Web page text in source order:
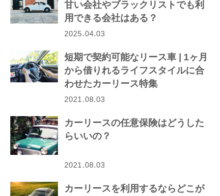
甘い会社やブラックリストでも利
用できる会社はある？
2025.04.03
短期で契約可能なリース車 | 1ヶ月
から借りれるライフスタイルに合
わせたカーリース特集
2021.08.03
カーリースの任意保険はどうした
らいいの？
2021.08.03
カーリースを利用するならどこが